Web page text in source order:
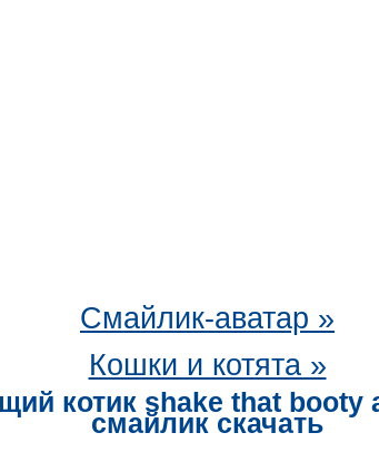
Смайлик-аватар »
Кошки и котята »
котик shake that booty
смайлик скачать